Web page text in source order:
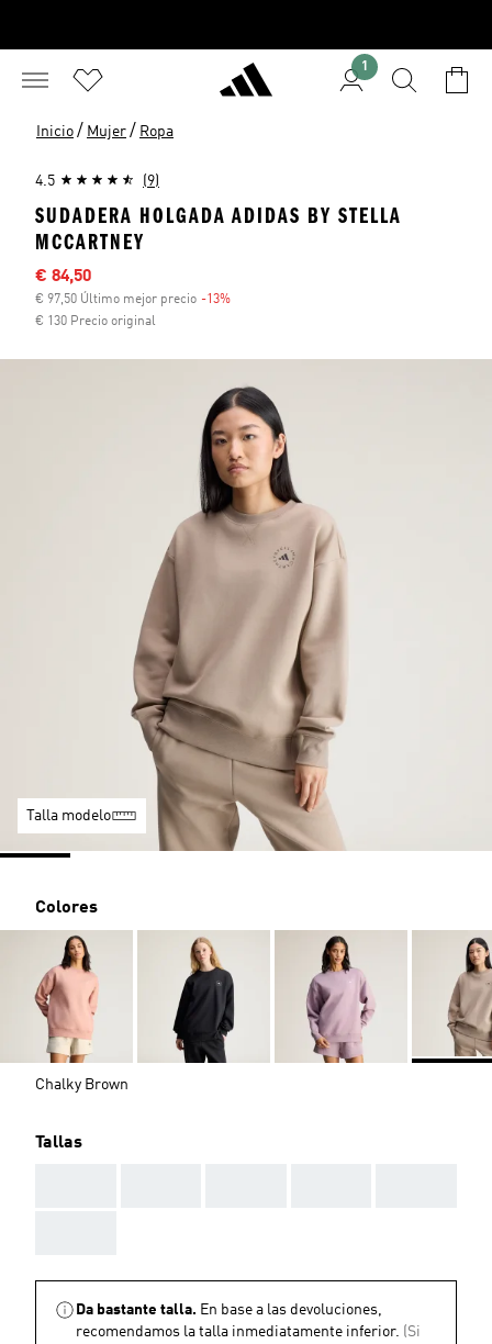
1
Inicio / Mujer / Ropa
4.5 (9)
SUDADERA HOLGADA ADIDAS BY STELLA
MCCARTNEY
Precio rebajado
€ 84,50
€ 97,50 Último mejor precio -13%
€ 130 Precio original
Talla modelo
Colores
Chalky Brown
Tallas
Da bastante talla. En base a las devoluciones,
recomendamos la talla inmediatamente inferior. (Si